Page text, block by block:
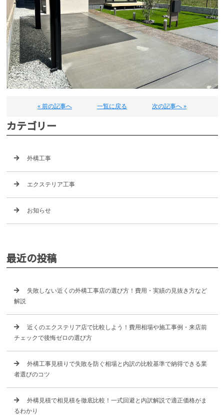
« 前の記事へ 一覧に戻る 次の記事へ »
カテゴリー
外構工事
エクステリア工事
お知らせ
最近の投稿
失敗しない近くの外構工事店の選び方！費用・実績の見抜き方など
解説
近くのエクステリア店で比較しよう！費用相場や施工事例・来店前
チェックで後悔ゼロの選び方
外構工事見積りで失敗を防ぐ相場と内訳の比較基準で納得できる業
者選びのコツ
外構見積で相見積を徹底比較！一式回避と内訳解説で適正価格がま
るわかり